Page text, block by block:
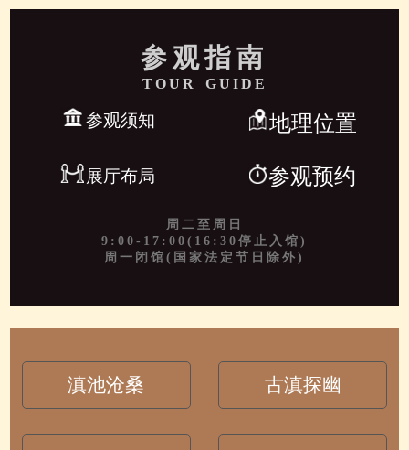
参观指南
TOUR GUIDE
参观须知 地理位置
展厅布局 参观预约
周二至周日
9:00-17:00(16:30停止入馆)
周一闭馆(国家法定节日除外)
滇池沧桑 古滇探幽